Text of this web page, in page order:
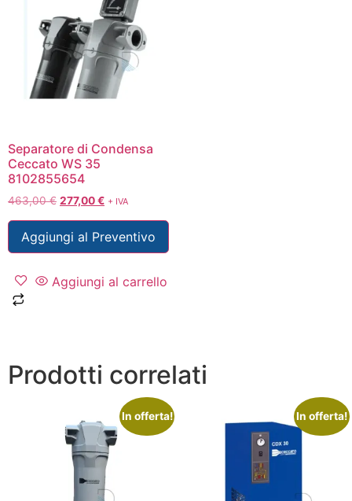
Separatore di Condensa
Ceccato WS 35
8102855654
463,00€ 277,00€ + IVA
Aggiungi al Preventivo
Aggiungi al carrello
Prodotti correlati
In offerta! In offerta!